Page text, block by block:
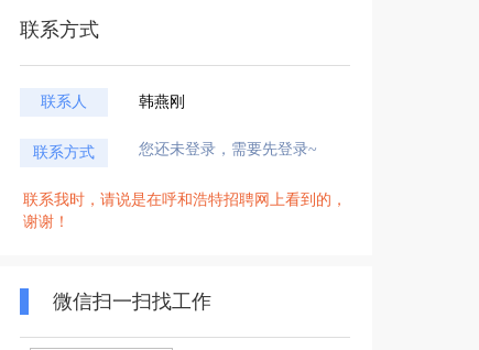
联系方式
联系人 韩燕刚
联系方式 您还未登录，需要先登录~
联系我时，请说是在呼和浩特招聘网上看到的，
谢谢！
微信扫一扫找工作